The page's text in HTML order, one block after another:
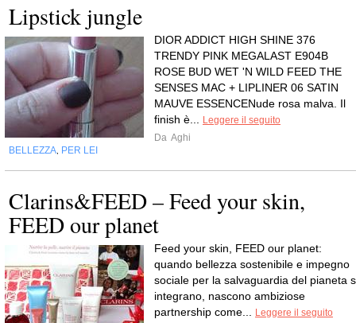
Lipstick jungle
DIOR ADDICT HIGH SHINE 376
TRENDY PINK MEGALAST E904B
ROSE BUD WET 'N WILD FEED THE
SENSES MAC + LIPLINER 06 SATIN
MAUVE ESSENCENude rosa malva. Il
finish è... Leggere il seguito
Da Aghi
BELLEZZA, PER LEI
Clarins&FEED – Feed your skin,
FEED our planet
Feed your skin, FEED our planet:
quando bellezza sostenibile e impegno
sociale per la salvaguardia del pianeta
integrano, nascono ambiziose
partnership come... Leggere il seguito